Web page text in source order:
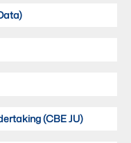
(CBE JU)